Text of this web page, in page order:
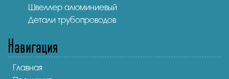
Швеллер алюминиевый
Детали трубопроводов
Навигация
Главная